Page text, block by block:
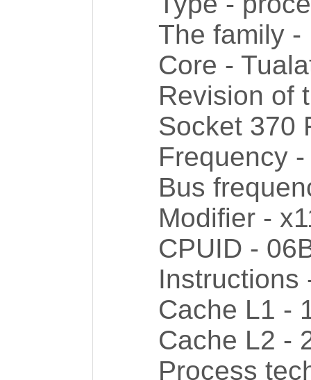
The family -
Core -
Revision of
Socket 370
Frequency
Bus
Modifier -
CPUID -
Instructions
Cache L1 -
Cache L2 -
Process